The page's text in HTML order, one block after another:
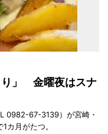
り」 金曜夜はスナ
0982-67-3139）が宮崎・
カ月がたつ。